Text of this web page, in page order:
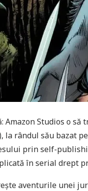
Amazon Studios o
la rândul său bazat
prin self-
în serial drept
aventurile unei